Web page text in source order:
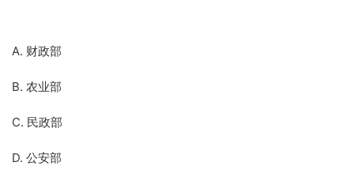
A. 财政部
B. 农业部
C. 民政部
D. 公安部